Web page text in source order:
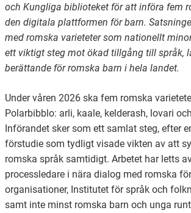
Ubmejesámiengiälla (Umesamiska)
Kaale (Romska)
Arli (Romska)
Resanderomani (Romska)
Kelderash (Romska)
och Kungliga biblioteket för att införa fem
den digitala plattformen för barn.
med romska varieteter som nationellt
ett viktigt steg mot ökad tillgång till språk,
berättande för romska barn i hela landet.
Under våren 2026 ska fem romska
Polarbibblo: arli, kaale, kelderash, lovari
Införandet sker som ett samlat steg, efter
förstudie som tydligt visade vikten av att
romska språk samtidigt. Arbetet har letts
processledare i nära dialog med romska
organisationer, Institutet för språk och
samt inte minst romska barn och unga